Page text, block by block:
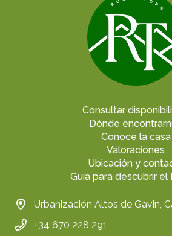
Consultar
Dónde
Conoce la casa
Valoraciones
Ubicación y
Guía para descubrir el
Urbanización Altos de Gavin,
+34 670 228 291